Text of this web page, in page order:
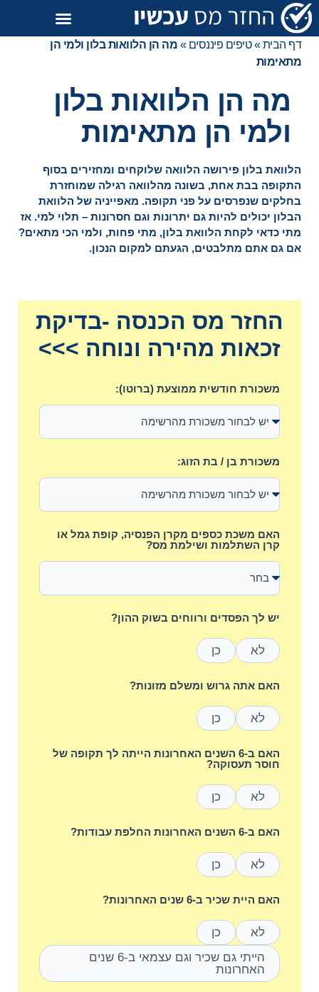
דף הבית»טיפים פיננסים » מה הן הלוואות בלון ולמי הן
מתאימות
מה הן הלוואות בלון
ולמי הן מתאימות
הלוואת בלון פירושה הלוואה שלוקחים ומחזירים בסוף
התקופה בבת אחת, בשונה מהלוואה רגילה שמוחזרת
בחלקים שנפרסים על פני תקופה. מאפייניה של הלוואת
הבלון יכולים להיות גם יתרונות וגם חסרונות – תלוי למי. אז
מתי כדאי לקחת הלוואת בלון, מתי פחות, ולמי הכי מתאים?
אם גם אתם מתלבטים, הגעתם למקום הנכון.
החזר מס הכנסה -בדיקת
זכאות מהירה ונוחה >>>
משכורת חודשית ממוצעת (ברוטו):
משכורת בן / בת הזוג:
האם משכת כספים מקרן הפנסיה, קופת גמל או
קרן השתלמות ושילמת מס?
יש לך הפסדים ורווחים בשוק ההון?
לא כן
האם אתה גרוש ומשלם מזונות?
לא כן
האם ב-6 השנים האחרונות הייתה לך תקופה של
חוסר תעסוקה?
לא כן
האם ב-6 השנים האחרונות החלפת עבודות?
לא כן
האם היית שכיר ב-6 שנים האחרונות?
לא
כן
הייתי גם שכיר וגם עצמאי ב-6 שנים
האחרונות